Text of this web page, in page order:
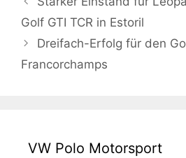
Golf GTI TCR in Estoril
Dreifach-Erfolg für den
Francorchamps
VW Polo Motorsport